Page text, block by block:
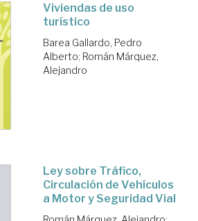
Viviendas de uso
turístico
Barea Gallardo, Pedro
Alberto; Román Márquez,
Alejandro
Ley sobre Tráfico,
Circulación de Vehículos
a Motor y Seguridad Vial